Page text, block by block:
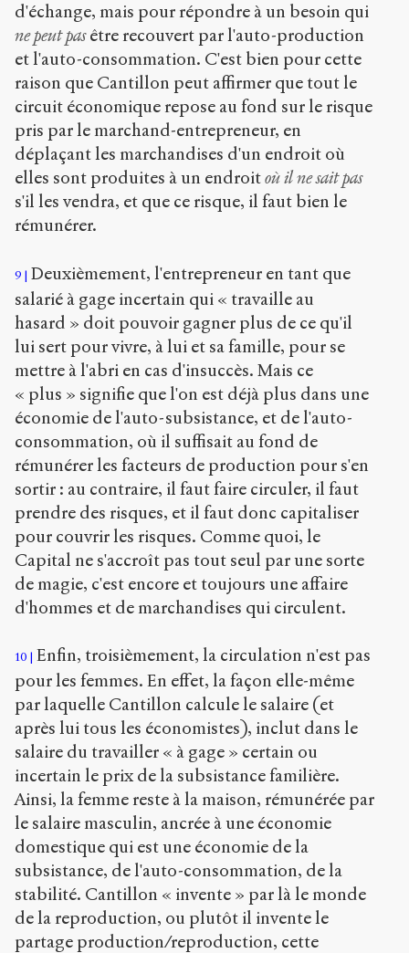
d'échange, mais pour répondre à un besoin qui
ne peut pasêtre recouvert par l'auto-production
et l'auto-consommation. C'est bien pour cette
raison que Cantillon peut affirmer que tout le
circuit économique repose au fond sur le risque
pris par le marchand-entrepreneur, en
déplaçant les marchandises d'un endroit où
elles sont produites à un endroitoù il ne sait pas
s'il les vendra, et que ce risque, il faut bien le
rémunérer.
9
Deuxièmement, l'entrepreneur en tant que
salarié à gage incertain qui « travaille au
hasard » doit pouvoir gagner plus de ce qu'il
lui sert pour vivre, à lui et sa famille, pour se
mettre à l'abri en cas d'insuccès. Mais ce
« plus » signifie que l'on est déjà plus dans une
économie de l'auto-subsistance, et de l'auto-
consommation, où il suffisait au fond de
rémunérer les facteurs de production pour s'en
sortir : au contraire, il faut faire circuler, il faut
prendre des risques, et il faut donc capitaliser
pour couvrir les risques. Comme quoi, le
Capital ne s'accroît pas tout seul par une sorte
de magie, c'est encore et toujours une affaire
d'hommes et de marchandises qui circulent.
10
Enfin, troisièmement, la circulation n'est pas
pour les femmes. En effet, la façon elle-même
par laquelle Cantillon calcule le salaire (et
après lui tous les économistes), inclut dans le
salaire du travailler « à gage » certain ou
incertain le prix de la subsistance familière.
Ainsi, la femme reste à la maison, rémunérée par
le salaire masculin, ancrée à une économie
domestique qui est une économie de la
subsistance, de l'auto-consommation, de la
stabilité. Cantillon « invente » par là le monde
de la reproduction, ou plutôt il invente le
partage production/reproduction, cette